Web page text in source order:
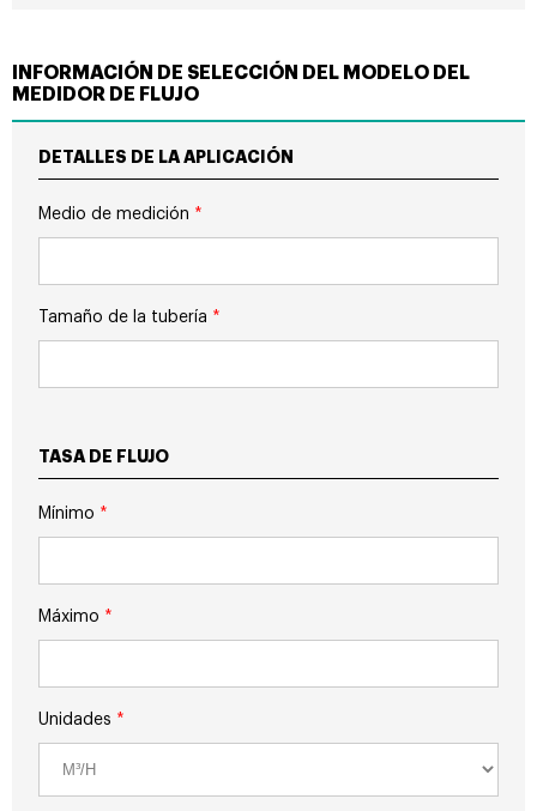
INFORMACIÓN DE SELECCIÓN DEL MODELO DEL
MEDIDOR DE FLUJO
DETALLES DE LA APLICACIÓN
Medio de medición *
Tamaño de la tubería *
TASA DE FLUJO
Mínimo *
Máximo *
Unidades *